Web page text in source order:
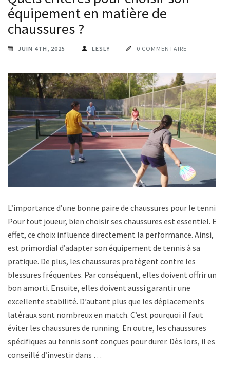
équipement en matière de
chaussures ?
JUIN 4TH, 2025 LESLY 0 COMMENTAIRE
L’importance d’une bonne paire de chaussures pour le tennis
Pour tout joueur, bien choisir ses chaussures est essentiel. En
effet, ce choix influence directement la performance. Ainsi, il
est primordial d’adapter son équipement de tennis à sa
pratique. De plus, les chaussures protègent contre les
blessures fréquentes. Par conséquent, elles doivent offrir un
bon amorti. Ensuite, elles doivent aussi garantir une
excellente stabilité. D’autant plus que les déplacements
latéraux sont nombreux en match. C’est pourquoi il faut
éviter les chaussures de running. En outre, les chaussures
spécifiques au tennis sont conçues pour durer. Dès lors, il est
conseillé d’investir dans …